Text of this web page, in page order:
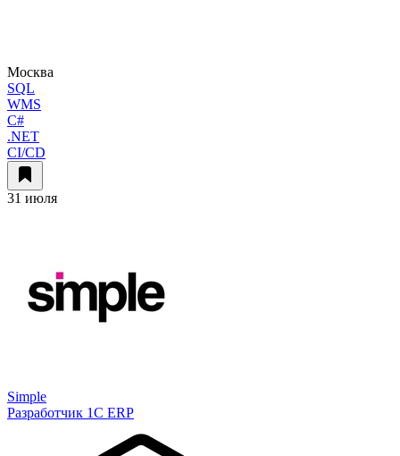
Москва
SQL
WMS
C#
.NET
CI/CD
31 июля
Simple
Разработчик 1С ERP